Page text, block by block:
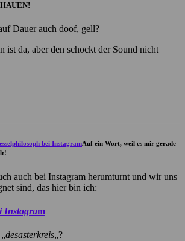
Dauer auch doof, gell?
ist da, aber den schockt der Sound nicht
Auf ein Wort, weil es mir gerade
auch bei Instagram herumturnt und wir uns
sind, das hier bin ich:
Instagram
desasterkreis„?